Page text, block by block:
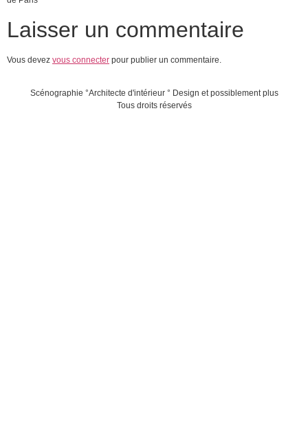
Laisser un commentaire
Vous devez vous connecter pour publier un commentaire.
Scénographie °Architecte d'intérieur ° Design et possiblement plus
Tous droits réservés